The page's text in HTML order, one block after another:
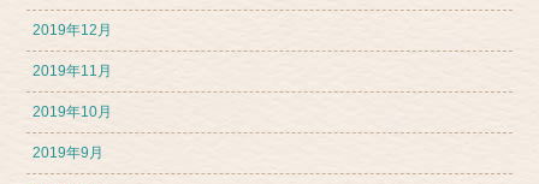
2019年12月
2019年11月
2019年10月
2019年9月